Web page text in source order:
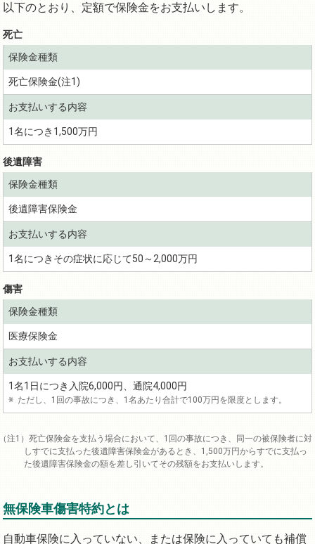
以下のとおり、定額で保険金をお支払いします。
死亡
死亡保険金(注1)
1名につき1,500万円
後遺障害
後遺障害保険金
1名につきその症状に応じて50～2,000万円
傷害
医療保険金
1名1日につき入院6,000円、通院4,000円
ただし、1回の事故につき、1名あたり合計で100万円を限度とします。
死亡保険金を支払う場合において、1回の事故につき、同一の被保険者に対
しすでに支払った後遺障害保険金があるとき、1,500万円からすでに支払っ
た後遺障害保険金の額を差し引いてその残額をお支払いします。
無保険車傷害特約とは
自動車保険に入っていない、または保険に入っていても補償